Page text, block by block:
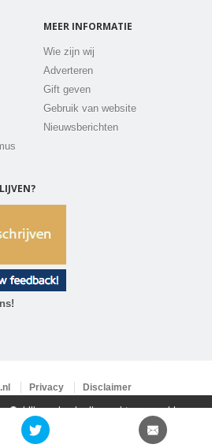
MEER INFORMATIE
Wie zijn wij
Adverteren
Gift geven
Gebruik van website
Nieuwsberichten
Privacy
Disclaimer
Opkijken.nl
byLPB media
Opkijken.nl gebruik maakt van cookies
Sluit